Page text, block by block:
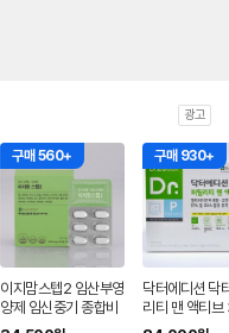
광고
구매 560+
이지맘스텝2 임산부영
양제 임신중기 종합비
타민
구매 930+
닥터에디션 닥
리티 맨 액티브
개월 임신준비